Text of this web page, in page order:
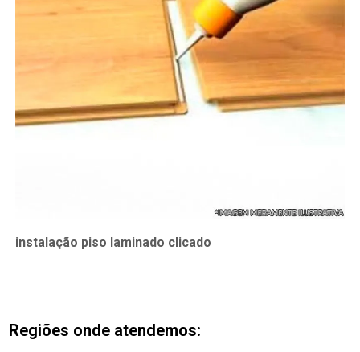
instalação piso laminado clicado
Regiões onde atendemos: